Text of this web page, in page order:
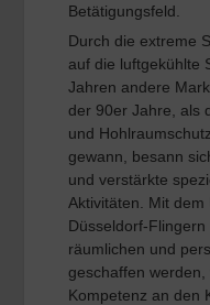
Betätigungsfeld.
Durch die extreme
auf die luftgekühlte
Jahren andere
der 90er Jahre, als
und
gewann, besann
und verstärkte
Aktivitäten. Mit
Düsseldorf-
räumlichen und
geschaffen
Kompetenz an den